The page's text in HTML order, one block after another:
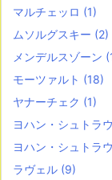
マルチェッロ (1)
ムソルグスキー (2)
メンデルスゾーン
モーツァルト (18)
ヤナーチェク (1)
ヨハン・シュトラ
ヨハン・シュトラ
ラヴェル (9)